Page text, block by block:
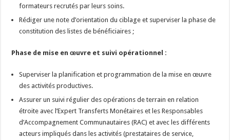
formateurs recrutés par leurs soins.
Rédiger une note d’orientation du ciblage et superviser la phase de
constitution des listes de bénéficiaires ;
Phase de mise en œuvre et suivi opérationnel :
Superviser la planification et programmation de la mise en œuvre
des activités productives.
Assurer un suivi régulier des opérations de terrain en relation
étroite avec l’Expert Transferts Monétaires et les Responsables
d’Accompagnement Communautaires (RAC) et avec les différents
acteurs impliqués dans les activités (prestataires de service,